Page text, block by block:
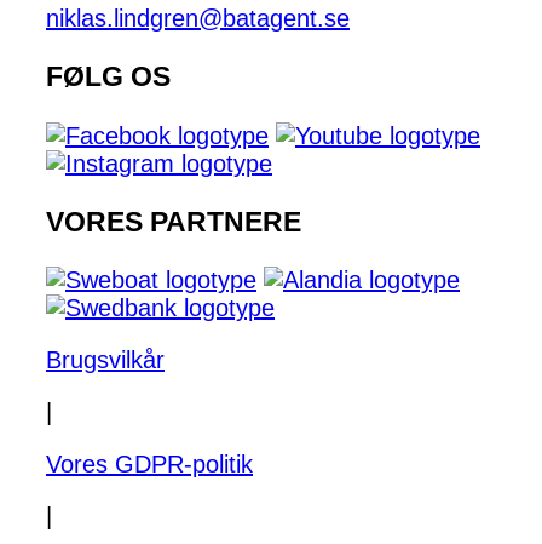
niklas.lindgren@batagent.se
FØLG OS
VORES PARTNERE
Brugsvilkår
Vores GDPR-politik